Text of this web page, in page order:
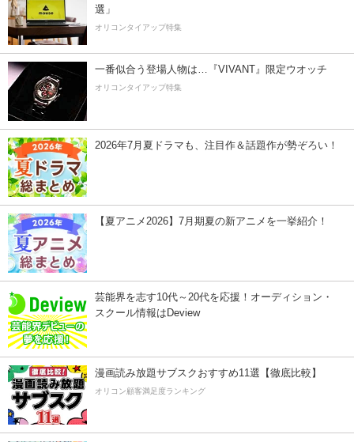
選」
オリコンタイアップ特集
一番似合う登場人物は…『VIVANT』限定ウオッチ
オリコンタイアップ特集
2026年7月夏ドラマも、注目作＆話題作が勢ぞろい！
【夏アニメ2026】7月期夏の新アニメを一挙紹介！
芸能界を志す10代～20代を応援！オーディション・
スクール情報はDeview
漫画読み放題サブスクおすすめ11選【徹底比較】
オリコン顧客満足度ランキング